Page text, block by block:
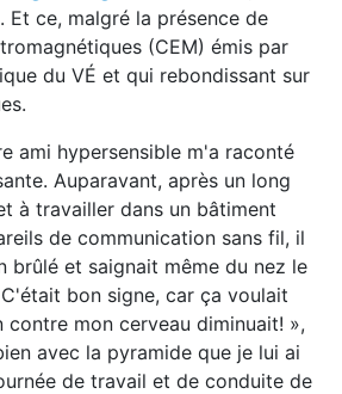
Et ce, malgré la présence de
(CEM) émis par
du VÉ et qui rebondissant sur
ami hypersensible m'a raconté
Auparavant, après un long
à travailler dans un bâtiment
de communication sans fil, il
brûlé et saignait même du nez le
bon signe, car ça voulait
contre mon cerveau diminuait! »,
avec la pyramide que je lui ai
de travail et de conduite de